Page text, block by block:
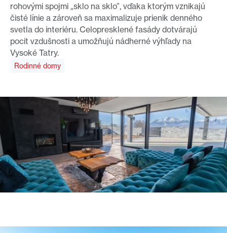
rohovými spojmi „sklo na sklo”, vďaka ktorým vznikajú
čisté línie a zároveň sa maximalizuje prienik denného
svetla do interiéru. Celopresklené fasády dotvárajú
pocit vzdušnosti a umožňujú nádherné výhľady na
Vysoké Tatry.
Rodinné domy